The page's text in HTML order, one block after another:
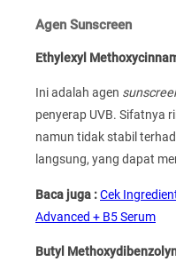
Agen Sunscreen
Ethylexyl
Ini adalah agen
penyerap UVB. Sifatnya
namun tidak stabil
langsung, yang dapat
Baca juga :Cek
Advanced + B5 Serum
Butyl